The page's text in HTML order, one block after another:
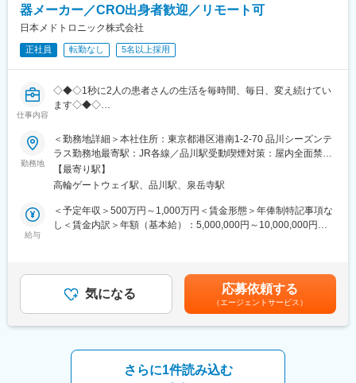
・治験、市販後臨床研究および市販後調査の計画・実施・進捗管
理と報告書作成
・関連文書の作成および確認
告と対応
チームワークや調和を重視するカルチャーです。
製品領域でチームは分かれており、適性に応じて配属予定です。
■働き方：
・施設訪問：週2～3回（全国）
・グローバル会議あり（早朝／夜間）
体外型ペースメーカの開発やリードレスペースメーカ、手術支援
ロボットなどを提供しています。
器メーカー／CRO出身者歓迎／リモート可
日本メドトロニック株式会社
正社員 転勤なし 5名以上採用
仕事内容
◇◆◇1秒に2人の患者さんの生活を毎時間、毎日、変え続けてい
ます◇◆◇
CROからのキャリアチェンジ／／従業員数世界90,000名、150ヵ
国への事業展開/圧倒的な製品力とブランド力/子育てサポート「く
るみんマーク」取得/正当な評価体制】
■ポジションのやりがい／魅力
・メーカーモニターという希少ポジションでCROの「受託実行」
ではなく、試験の意思決定に関与できる環境
・“医薬×機器”時代の市場価値を獲得可能で今後のキャリアにおい
て価値の高いハイブリッド人材へ
・裁量×スピード×発言力を備え、スタディマネージャーや社内キ
■仕事内容
治験および市販後臨床研究のモニタリング業務を担い、試験の信
頼性・安全性・スピードを支える中核ポジションです。
勤務地
＜勤務地詳細＞本社住所：東京都港区港南1-2-70 品川シーズンテ
ラス勤務地最寄駅：JR各線／品川駅受動喫煙対策：屋内全面禁煙
変更の範囲：会社の定める事業所（リモートワーク含む）
【最寄り駅】
高輪ゲートウェイ駅、品川駅、泉岳寺駅
給与
＜予定年収＞500万円～1,000万円＜賃金形態＞年俸制特記事項な
し＜賃金内訳＞年額（基本給）：5,000,000円～10,000,000円＜
(月額)は固定手当を含めた表記です。
気になる 応募依頼する
（エージェントサービス）
さらに1件読み込む